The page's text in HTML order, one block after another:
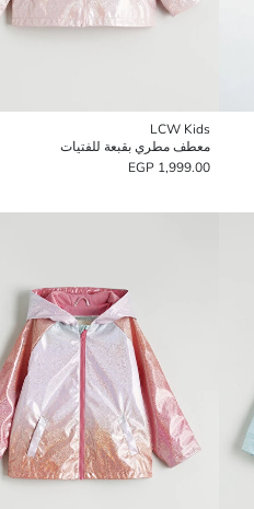
LCW Kids
معطف مطري بقبعة للفتيات
1,999.00 EGP